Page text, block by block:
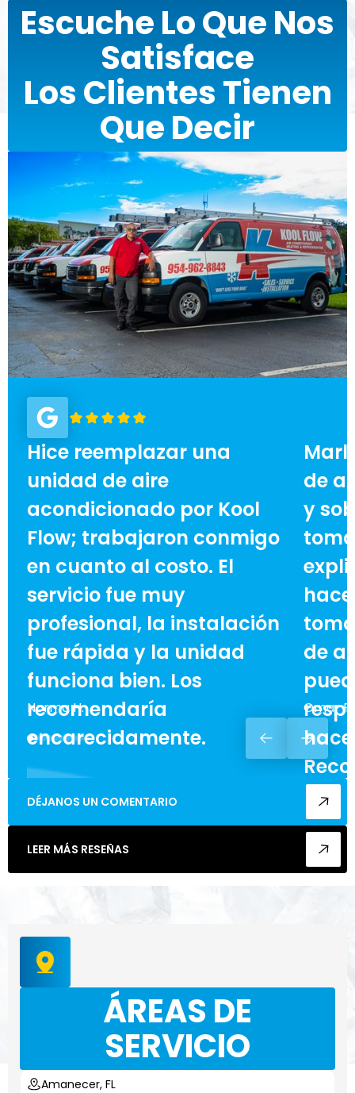
Escuche Lo Que Nos
Satisface
Los Clientes Tienen
Que Decir
Hice reemplazar una
unidad de aire
acondicionado por Kool
Flow; trabajaron conmigo
en cuanto al costo. El
servicio fue muy
profesional, la instalación
fue rápida y la unidad
funciona bien. Los
recomendaría
encarecidamente.
Norma H.
de
y
de
Omar F.
DÉJANOS UN COMENTARIO
LEER MÁS RESEÑAS
ÁREAS DE
SERVICIO
Amanecer, FL